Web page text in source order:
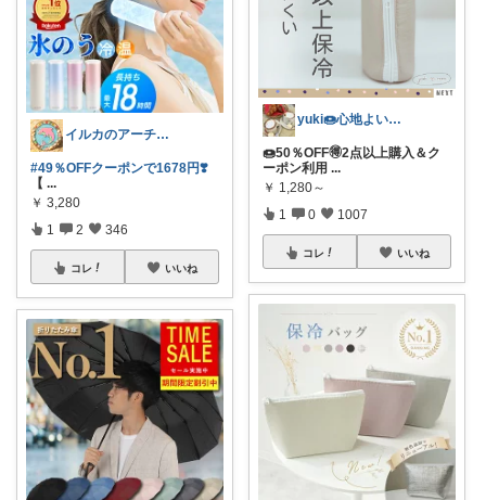
イルカのアーチ🐬🌈朝コレ
#49％OFFクーポンで1678円❣️
【 ...
￥ 3,280
1 2 346
コレ いいね
yuki🍩心地よいものに囲まれて💛
🍩50％OFF🉐2点以上購入＆ク
ーポン利用 ...
￥ 1,280～
1 0 1007
コレ いいね